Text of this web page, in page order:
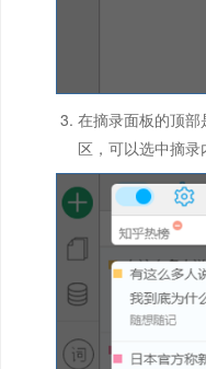
在摘录面板的顶部
区，可以选中摘录